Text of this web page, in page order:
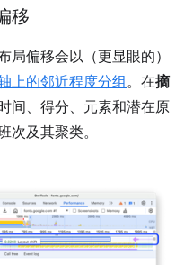
移
局偏移会以（更显眼的）
上的邻近程度分组。在摘
间、得分、元素和潜在原
次及其聚类。